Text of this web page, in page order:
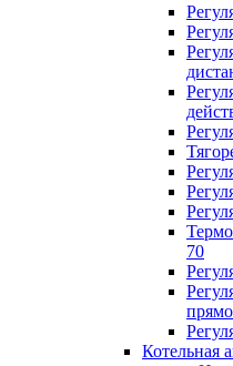
70
Котельная